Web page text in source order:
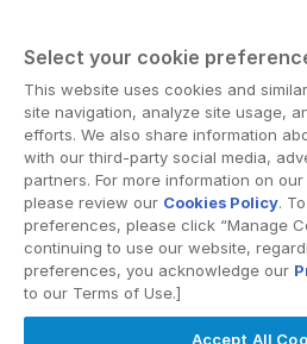
Intralinks provides secure
secure online document sharing
enterprise collaboration across
and geographical boundaries.
provides tools for file sync and
collaborative workspaces and
solutions.
Select your cookie
This website uses cookies and
site navigation, analyze site usage,
efforts. We also share information
with our third-party social media,
partners. For more information on
please review our Cookies Policy.
preferences, please click “Manage
continuing to use our website,
preferences, you acknowledge our
to our Terms of Use.]
Accept All